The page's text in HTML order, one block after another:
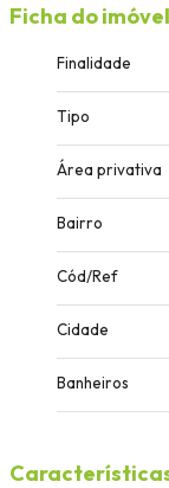
Ficha do imóvel
Finalidade
Tipo
Área privativa
Bairro
Cód/Ref
Cidade
Banheiros